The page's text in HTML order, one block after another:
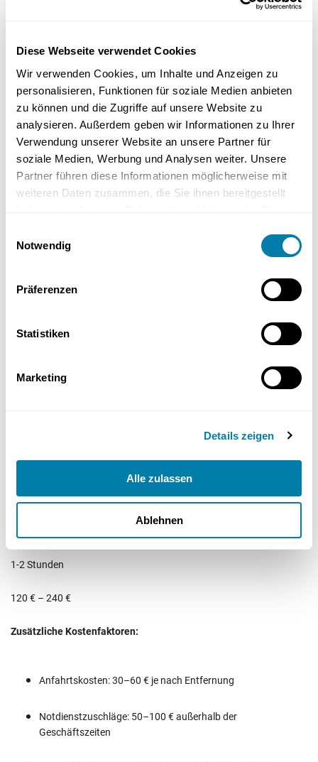
Diese Webseite verwendet Cookies
Wir verwenden Cookies, um Inhalte und Anzeigen zu
personalisieren, Funktionen für soziale Medien anbieten
zu können und die Zugriffe auf unsere Website zu
analysieren. Außerdem geben wir Informationen zu Ihrer
Verwendung unserer Website an unsere Partner für
soziale Medien, Werbung und Analysen weiter. Unsere
Partner führen diese Informationen möglicherweise mit
weiteren Daten zusammen, die Sie ihnen bereitgestellt
Notwendig
Präferenzen
Statistiken
Marketing
Details zeigen
Alle zulassen
Ablehnen
Gasarmatur reparieren/tauschen
120 € – 250 €
2-3 Stunden
280 € – 450 €
230 € – 400 €
170 € – 290 €
Flammenüberwachung austauschen
1-2 Stunden
120 € – 240 €
Zusätzliche Kostenfaktoren:
Anfahrtskosten: 30–60 € je nach Entfernung
Notdienstzuschläge: 50–100 € außerhalb der
Geschäftszeiten